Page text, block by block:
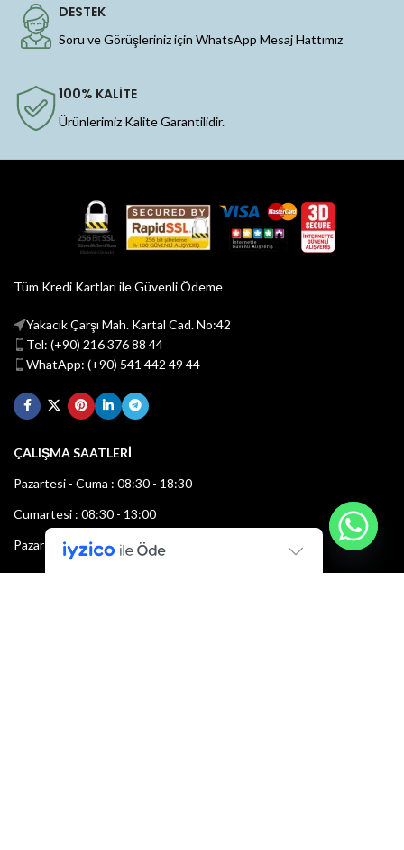
DESTEK
Soru ve Görüşleriniz için WhatsApp Mesaj Hattımız
100% KALİTE
Ürünlerimiz Kalite Garantilidir.
Tüm Kredi Kartları ile Güvenli Ödeme
Yakacık Çarşı Mah. Kartal Cad. No:42
Tel: (+90) 216 376 88 44
WhatApp: (+90) 541 442 49 44
ÇALIŞMA SAATLERİ
Pazartesi - Cuma : 08:30 - 18:30
Cumartesi : 08:30 - 13:00
Pazar: Kapalı